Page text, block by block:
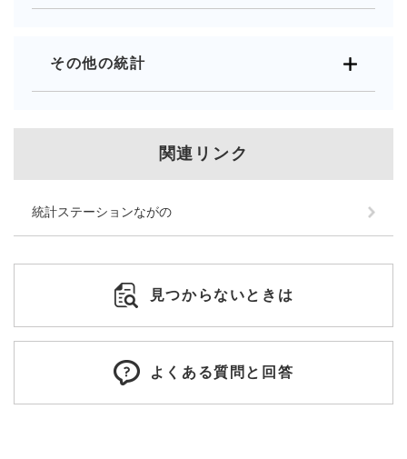
その他の統計
関連リンク
統計ステーションながの
見つからないときは
よくある質問と回答